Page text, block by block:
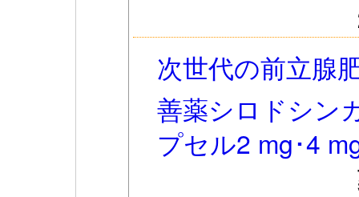
次世代の前立腺
善薬シロドシン
プセル2 mg･4